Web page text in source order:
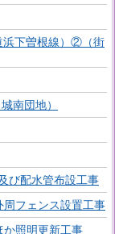
浜下曽根線）②（街
南団地）
び配水管布設工事
周フェンス設置工事
か照明更新工事